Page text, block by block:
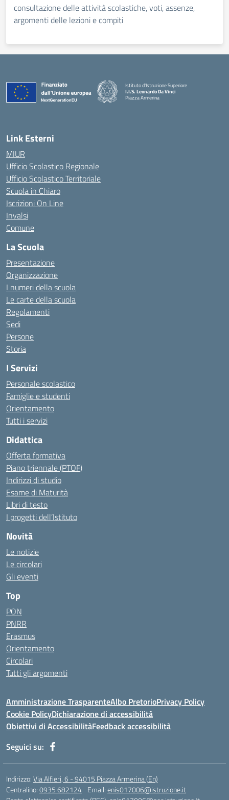
consultazione delle attività scolastiche, voti, assenze,
argomenti delle lezioni e compiti
Istituto d'Istruzione Superiore
I.I.S. Leonardo Da Vinci
Piazza Armerina
Link Esterni
MIUR
Ufficio Scolastico Regionale
Ufficio Scolastico Territoriale
Scuola in Chiaro
Iscrizioni On Line
Invalsi
Comune
La Scuola
Presentazione
Organizzazione
I numeri della scuola
Le carte della scuola
Regolamenti
Sedi
Persone
Storia
I Servizi
Personale scolastico
Famiglie e studenti
Orientamento
Tutti i servizi
Didattica
Offerta formativa
Piano triennale (PTOF)
Indirizzi di studio
Esame di Maturità
Libri di testo
I progetti dell’Istituto
Novità
Le notizie
Le circolari
Gli eventi
Top
PON
PNRR
Erasmus
Orientamento
Circolari
Tutti gli argomenti
Amministrazione TrasparenteAlbo PretorioPrivacy Policy
Cookie PolicyDichiarazione di accessibilità
Obiettivi di AccessibilitàFeedback accessibilità
Seguici su:
Indirizzo:Via Alfieri, 6 - 94015 Piazza Armerina (En)
Centralino:0935 682124 Email:enis017006@istruzione.it